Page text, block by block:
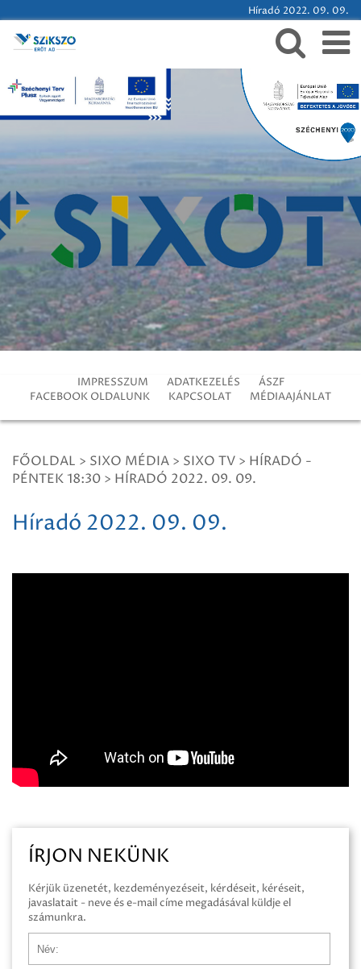
Híradó 2022. 09. 09.
IMPRESSZUM ADATKEZELÉS
ÁSZF
FACEBOOK OLDALUNK
KAPCSOLAT MÉDIAAJÁNLAT
FŐOLDAL > SIXO MÉDIA > SIXO TV > HÍRADÓ -
PÉNTEK 18:30 > HÍRADÓ 2022. 09. 09.
Híradó 2022. 09. 09.
ÍRJON NEKÜNK
Kérjük üzenetét, kezdeményezéseit, kérdéseit, kéréseit,
javaslatait - neve és e-mail címe megadásával küldje el
számunkra.